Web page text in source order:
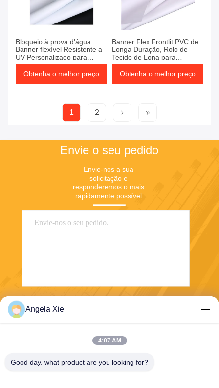
Bloqueio à prova d'água
Banner flexível Resistente a
UV Personalizado para
publicidade exterior interior
Obtenha o melhor preço
Banner Flex Frontlit PVC de
Longa Duração, Rolo de
Tecido de Lona para
Publicidade Exterior
Obtenha o melhor preço
1 2
Envie o seu pedido
Envie-nos a sua
solicitação e
responderemos o mais
rapidamente possível.
Angela Xie
4:07 AM
Good day, what product are you looking for?